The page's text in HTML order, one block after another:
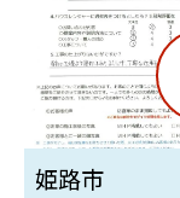
姫路市